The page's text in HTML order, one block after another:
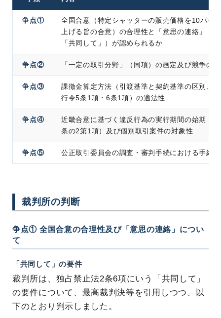
争点①
全国合意（特定シャッターの販売価格を10パー
上げる旨の合意）の合理性と「意思の連絡」（
「共同して」）が認められるか
争点② 「一定の取引分野」（同項）の画定及び競争の
争点③
課徴金算定方法（引渡基準と契約基準の区別、
行令5条1項・6条1項）の適法性
争点④
近畿合意に基づく違反行為の実行期間の始期（
条の2第1項）及び個別取引案件の対象性
争点⑤ 公正取引委員会の調査・審判手続における手続
裁判所の判断
争点① 全国合意の合理性及び「意思の連絡」につい
て
「共同して」の要件
裁判所は、独占禁止法2条6項にいう「共同して」
の要件について、最高裁判決等を引用しつつ、以
下のとおり判示しました。